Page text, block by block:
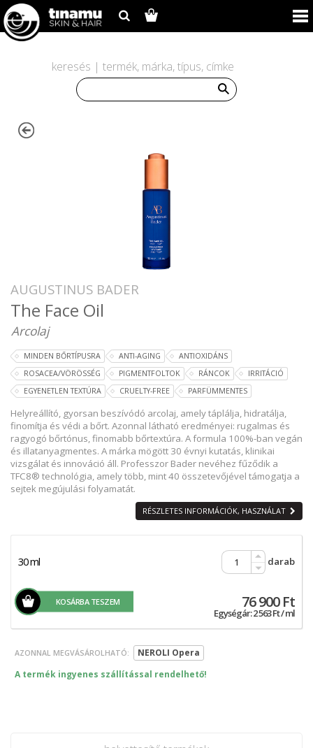
keresés | termék, márka, típus, címke
AUGUSTINUS BADER
The Face Oil
Arcolaj
MINDEN BŐRTÍPUSRA ANTI-AGING
ANTIOXIDÁNS
ROSACEA/VÖRÖSSÉG
PIGMENTFOLTOK RÁNCOK
IRRITÁCIÓ
EGYENETLEN TEXTÚRA
CRUELTY-FREE PARFÜMMENTES
Helyreállító, gyorsan beszívódó arcolaj, amely táplálja, hidratálja,
finomítja és védi a bőrt. Azonnal látható eredményei: rugalmas és
ragyogó bőrtónus, finomabb bőrtextúra. A formula 100%-ban vegán
és illatanyagmentes. A márka mögött 30 évnyi kutatás, klinikai
vizsgálat és innováció áll. Professzor Bader nevéhez fűződik a
TFC8® technológia, amely több, mint 40 összetevőjével támogatja a
sejtek megújulási folyamatát.
RÉSZLETES INFORMÁCIÓK, HASZNÁLAT
30 ml darab
KOSÁRBA TESZEM 76 900 Ft
Egységár: 2 563 Ft / ml
AZONNAL MEGVÁSÁROLHATÓ:
NEROLI Opera
A termék ingyenes szállítással rendelhető!